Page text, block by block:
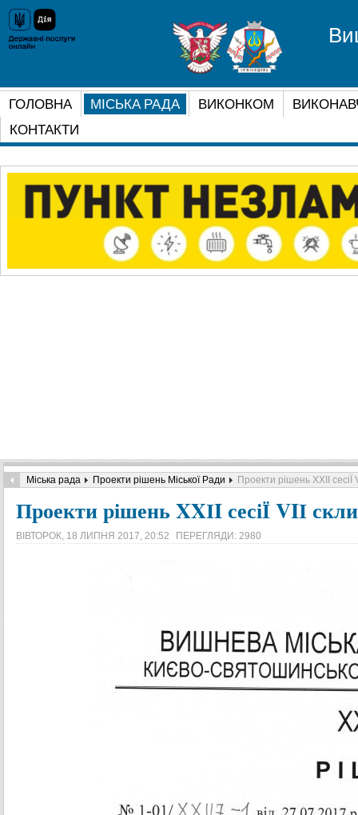
ГОЛОВНА МІСЬКА РАДА ВИКОНКОМ
КОНТАКТИ
Міська рада Проекти рішень Міської Ради Проекти рішень XXІI сесіЇ
Проекти рішень XXІI сесіЇ VIІ
ВІВТОРОК, 18 ЛИПНЯ 2017, 20:52 ПЕРЕГЛЯДИ: 2980